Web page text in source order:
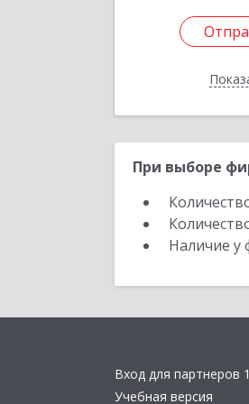
При выборе
Наличие у
Вход для партнеров
Учебная версия